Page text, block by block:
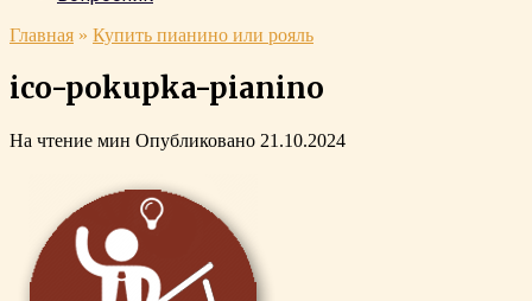
Главная » Купить пианино или рояль
ico-pokupka-pianino
На чтение мин Опубликовано 21.10.2024